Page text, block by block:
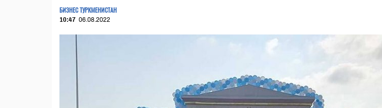
БИЗНЕС ТУРКМЕНИСТАН
10:47 06.08.2022